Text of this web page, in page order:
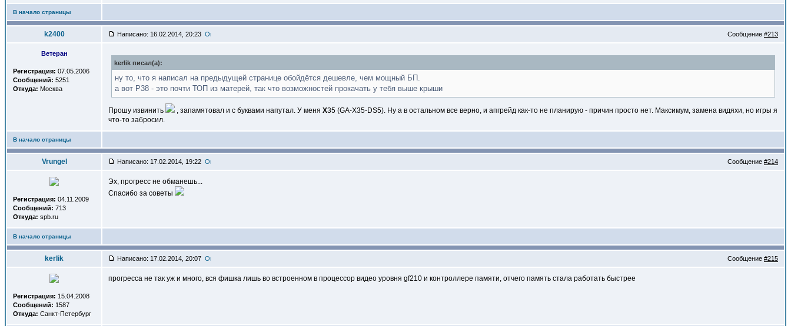
В начало страницы
k2400 Написано: 16.02.2014, 20:23 Сообщение #213
Ветеран
Регистрация: 07.05.2006
Сообщений: 5251
Откуда: Москва
kerlik писал(a):
ну то, что я написал на предыдущей странице обойдётся дешевле, чем мощный БП.
а вот Р38 - это почти ТОП из матерей, так что возможностей прокачать у тебя выше крыши
Прошу извинить , запамятовал и с буквами напутал. У меня Х35 (GA-X35-DS5). Ну а в остальном все верно, и апгрейд как-то не планирую - причин просто нет. Максимум, замена видяхи, но игры я
что-то забросил.
В начало страницы
Vrungel Написано: 17.02.2014, 19:22 Сообщение #214
Регистрация: 04.11.2009
Сообщений: 713
Откуда: spb.ru
Эх, прогресс не обманешь...
Спасибо за советы
В начало страницы
kerlik Написано: 17.02.2014, 20:07 Сообщение #215
Регистрация: 15.04.2008
Сообщений: 1587
Откуда: Санкт-Петербург
прогресса не так уж и много, вся фишка лишь во встроенном в процессор видео уровня gf210 и контроллере памяти, отчего память стала работать быстрее